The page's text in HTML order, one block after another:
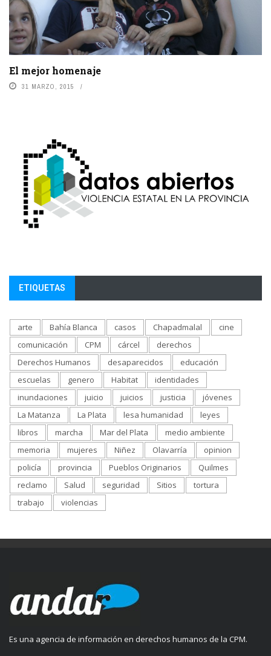
El mejor homenaje
31 MARZO, 2015
ETIQUETAS
arte Bahía Blanca casos Chapadmalal
cine
comunicación
CPM cárcel
derechos
Derechos Humanos
desaparecidos
educación
escuelas
genero Habitat
identidades
inundaciones
juicio juicios justicia
jóvenes
La Matanza
La Plata lesa humanidad
leyes
libros
marcha Mar del Plata
medio ambiente
memoria
mujeres Niñez Olavarría
opinion
policía
provincia Pueblos Originarios
Quilmes
reclamo
Salud seguridad Sitios
tortura
trabajo
violencias
Es una agencia de información en derechos humanos de la CPM.